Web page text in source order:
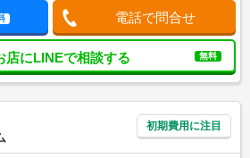
電話で問合せ
店にLINEで相談する 無料
初期費用に注目